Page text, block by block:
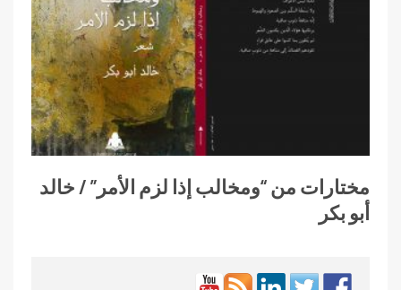
مختارات من “ومخالب إذا لزم الأمر” / خالد
أبو بكر